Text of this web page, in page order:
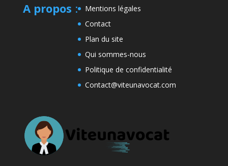
A propos :
Mentions légales
Contact
Plan du site
Qui sommes-nous
Politique de confidentialité
Contact@viteunavocat.com